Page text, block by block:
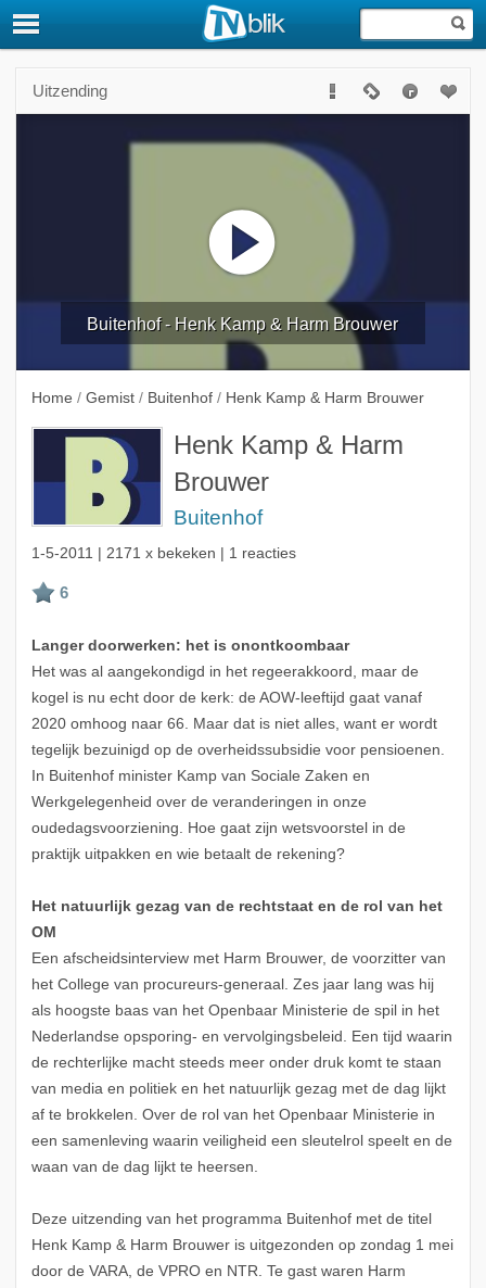
Uitzending
Buitenhof - Henk Kamp & Harm Brouwer
Home / Gemist / Buitenhof / Henk Kamp & Harm Brouwer
Henk Kamp & Harm
Brouwer
Buitenhof
1-5-2011 | 2171 x bekeken | 1 reacties
Langer doorwerken: het is onontkoombaar
Het was al aangekondigd in het regeerakkoord, maar de
kogel is nu echt door de kerk: de AOW-leeftijd gaat vanaf
2020 omhoog naar 66. Maar dat is niet alles, want er wordt
tegelijk bezuinigd op de overheidssubsidie voor pensioenen.
In Buitenhof minister Kamp van Sociale Zaken en
Werkgelegenheid over de veranderingen in onze
oudedagsvoorziening. Hoe gaat zijn wetsvoorstel in de
praktijk uitpakken en wie betaalt de rekening?
Het natuurlijk gezag van de rechtstaat en de rol van het
OM
Een afscheidsinterview met Harm Brouwer, de voorzitter van
het College van procureurs-generaal. Zes jaar lang was hij
als hoogste baas van het Openbaar Ministerie de spil in het
Nederlandse opsporing- en vervolgingsbeleid. Een tijd waarin
de rechterlijke macht steeds meer onder druk komt te staan
van media en politiek en het natuurlijk gezag met de dag lijkt
af te brokkelen. Over de rol van het Openbaar Ministerie in
een samenleving waarin veiligheid een sleutelrol speelt en de
waan van de dag lijkt te heersen.
Deze uitzending van het programma Buitenhof met de titel
Henk Kamp & Harm Brouwer is uitgezonden op zondag 1 mei
door de VARA, de VPRO en NTR. Te gast waren Harm